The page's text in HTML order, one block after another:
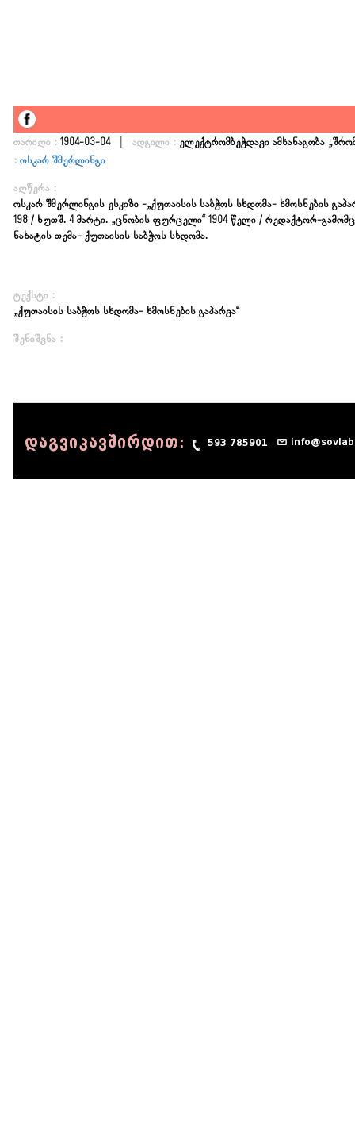
თარიღი : 1904-03-04 | ადგილი : ელექტრომბეჭდავი ამხანაგობა
: ოსკარ შმერლინგი
აღწერა :
ოსკარ შმერლინგის ესკიზი -„ქუთაისის საბჭოს სხდომა- ხმოსნების
198 / ხუთშ. 4 მარტი. „ცნობის ფურცელი“ 1904 წელი / რედაქტორ-
ნახატის თემა- ქუთაისის საბჭოს სხდომა.
ტექსტი :
„ქუთაისის საბჭოს სხდომა- ხმოსნების გაპარვა“
შენიშვნა :
დაგვიკავშირდით: 593 785901